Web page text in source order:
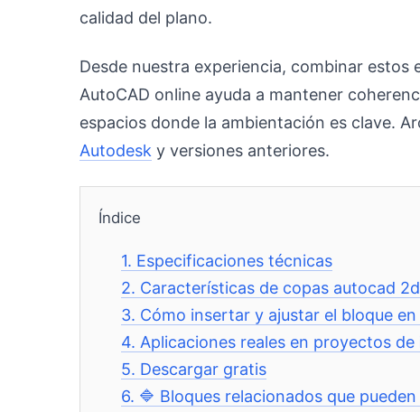
calidad del plano.
Desde nuestra experiencia, combinar
AutoCAD online ayuda a mantener
espacios donde la ambientación es clave.
Autodesk y versiones anteriores.
Índice
1. Especificaciones técnicas
2. Características de copas autocad 2d
3. Cómo insertar y ajustar el bloque en
4. Aplicaciones reales en proyectos
5. Descargar gratis
6. 🔷 Bloques relacionados que